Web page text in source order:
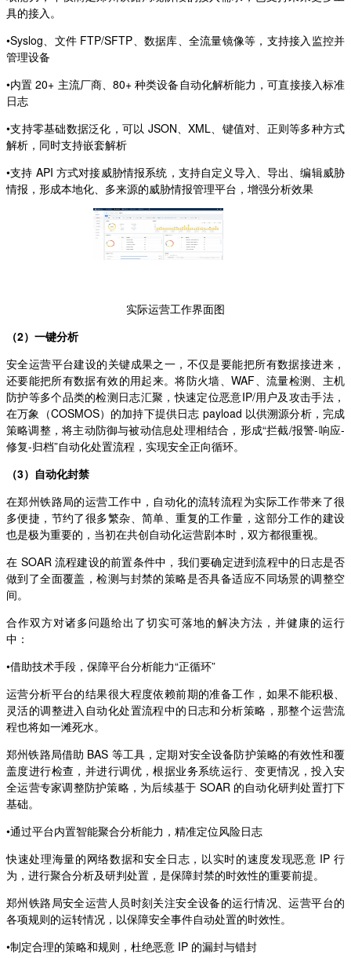
具的接入。
•Syslog、文件 FTP/SFTP、数据库、全流量镜像等，支持接入监控并
管理设备
•内置 20+ 主流厂商、80+ 种类设备自动化解析能力，可直接接入标准
日志
•支持零基础数据泛化，可以 JSON、XML、键值对、正则等多种方式
解析，同时支持嵌套解析
•支持 API 方式对接威胁情报系统，支持自定义导入、导出、编辑威胁
情报，形成本地化、多来源的威胁情报管理平台，增强分析效果
实际运营工作界面图
（2）一键分析
安全运营平台建设的关键成果之一，不仅是要能把所有数据接进来，
还要能把所有数据有效的用起来。将防火墙、WAF、流量检测、主机
防护等多个品类的检测日志汇聚，快速定位恶意IP/用户及攻击手法，
在万象（COSMOS）的加持下提供日志 payload 以供溯源分析，完成
策略调整，将主动防御与被动信息处理相结合，形成“拦截/报警-响应-
修复-归档”自动化处置流程，实现安全正向循环。
（3）自动化封禁
在郑州铁路局的运营工作中，自动化的流转流程为实际工作带来了很
多便捷，节约了很多繁杂、简单、重复的工作量，这部分工作的建设
也是极为重要的，当初在共创自动化运营剧本时，双方都很重视。
在 SOAR 流程建设的前置条件中，我们要确定进到流程中的日志是否
做到了全面覆盖，检测与封禁的策略是否具备适应不同场景的调整空
间。
合作双方对诸多问题给出了切实可落地的解决方法，并健康的运行
中：
•借助技术手段，保障平台分析能力“正循环”
运营分析平台的结果很大程度依赖前期的准备工作，如果不能积极、
灵活的调整进入自动化处置流程中的日志和分析策略，那整个运营流
程也将如一滩死水。
郑州铁路局借助 BAS 等工具，定期对安全设备防护策略的有效性和覆
盖度进行检查，并进行调优，根据业务系统运行、变更情况，投入安
全运营专家调整防护策略，为后续基于 SOAR 的自动化研判处置打下
基础。
•通过平台内置智能聚合分析能力，精准定位风险日志
快速处理海量的网络数据和安全日志，以实时的速度发现恶意 IP 行
为，进行聚合分析及研判处置，是保障封禁的时效性的重要前提。
郑州铁路局安全运营人员时刻关注安全设备的运行情况、运营平台的
各项规则的运转情况，以保障安全事件自动处置的时效性。
•制定合理的策略和规则，杜绝恶意 IP 的漏封与错封